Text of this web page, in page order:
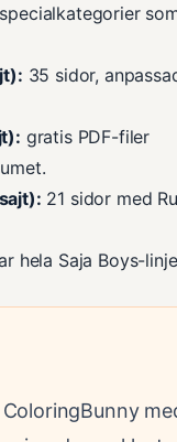
35 sidor,
gratis PDF-filer
21 sidor med
hela Saja Boys-